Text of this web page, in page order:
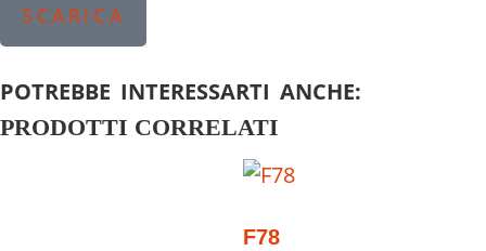
SCARICA
POTREBBE INTERESSARTI ANCHE:
PRODOTTI CORRELATI
F78